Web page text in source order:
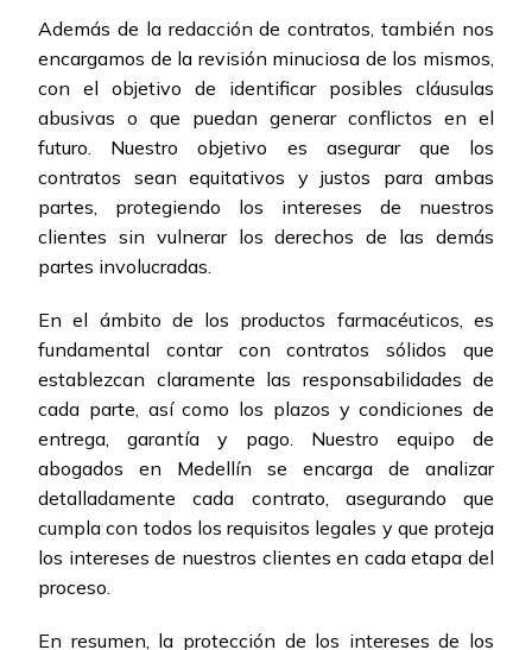
Además de la redacción de contratos, también nos
encargamos de la revisión minuciosa de los mismos,
con el objetivo de identificar posibles cláusulas
abusivas o que puedan generar conflictos en el
futuro. Nuestro objetivo es asegurar que los
contratos sean equitativos y justos para ambas
partes, protegiendo los intereses de nuestros
clientes sin vulnerar los derechos de las demás
partes involucradas.
En el ámbito de los productos farmacéuticos, es
fundamental contar con contratos sólidos que
establezcan claramente las responsabilidades de
cada parte, así como los plazos y condiciones de
entrega, garantía y pago. Nuestro equipo de
abogados en Medellín se encarga de analizar
detalladamente cada contrato, asegurando que
cumpla con todos los requisitos legales y que proteja
los intereses de nuestros clientes en cada etapa del
proceso.
En resumen, la protección de los intereses de los